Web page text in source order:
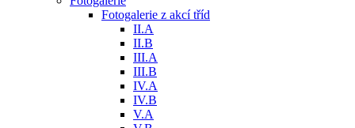
Fotogalerie z akcí tříd
II.A
II.B
III.A
III.B
IV.A
IV.B
V.A